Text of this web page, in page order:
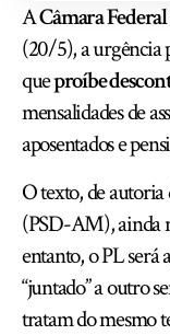
ACâmara Federal
(20/5), a urgência
queproíbe
mensalidades de
aposentados e
O texto, de
(PSD-AM), ainda
entanto, o PL
“juntado” a outro
tratam do mesmo